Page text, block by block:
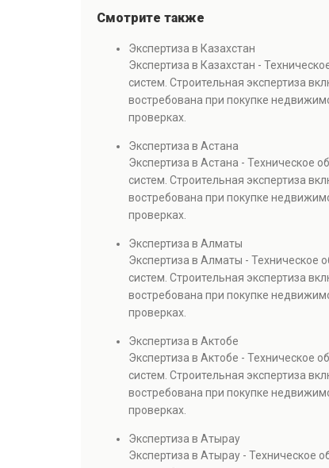
Смотрите также
Экспертиза в Казахстан
Экспертиза в Казахстан -
систем. Строительная экспертиза
востребована при покупке
проверках.
Экспертиза в Астана
Экспертиза в Астана - Техническое
систем. Строительная экспертиза
востребована при покупке
проверках.
Экспертиза в Алматы
Экспертиза в Алматы - Техническое
систем. Строительная экспертиза
востребована при покупке
проверках.
Экспертиза в Актобе
Экспертиза в Актобе - Техническое
систем. Строительная экспертиза
востребована при покупке
проверках.
Экспертиза в Атырау
Экспертиза в Атырау - Техническое